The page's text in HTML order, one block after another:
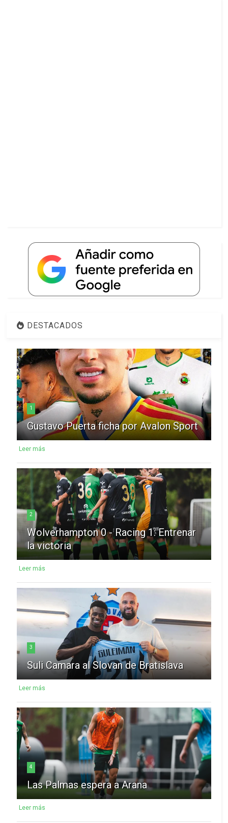
DESTACADOS
1
Gustavo Puerta ficha por Avalon Sport
Leer más
2
Wolverhampton 0 - Racing 1: Entrenar
la victoria
Leer más
3
Suli Camara al Slovan de Bratislava
Leer más
4
Las Palmas espera a Arana
Leer más